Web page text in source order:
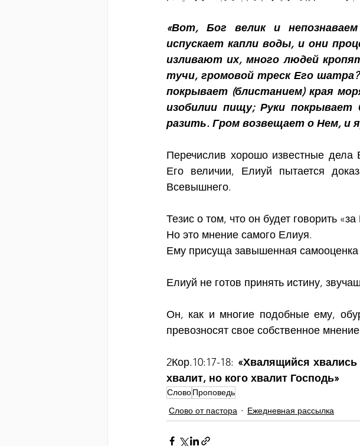
«Вот, Бог велик и
испускает капли воды, и они
изливают их, много людей
тучи, громовой треск Его
покрывает (блистанием) края
изобилии пищу; Руки покрывает
разить. Гром возвещает о Нем, и
Перечислив хорошо известные
Его величии, Елиуй пытается
Всевышнего.
Тезис о том, что он будет говорить
Но это мнение самого Елиуя.
Ему присуща завышенная самооценка
Елиуй не готов принять истину,
Он, как и многие подобные ему,
превозносят свое собственное
2Кор.10:17-18: «Хвалящийся
хвалит, но кого хвалит Господь»
СловоПроповедь
Слово от пастора
Ежедневная рассылка